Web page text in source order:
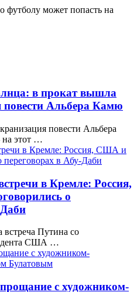
может попасть на
в прокат вышла
повести Альбера Камю
повести Альбера
этот …
в Кремле: Россия,
о
Путина со
США …
с художником-